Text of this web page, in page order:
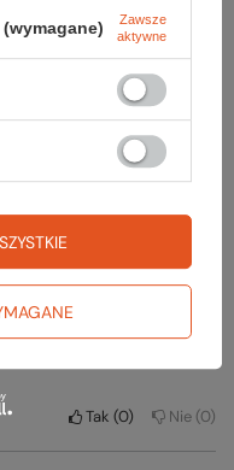
LACES
Tak 0 Nie 0
Zawsze
aktywne